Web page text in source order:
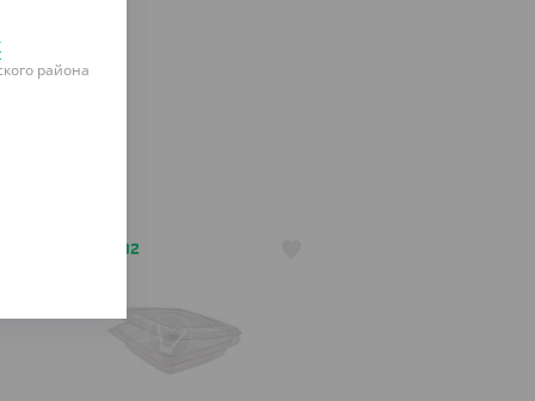
АРТ. 2104802
района